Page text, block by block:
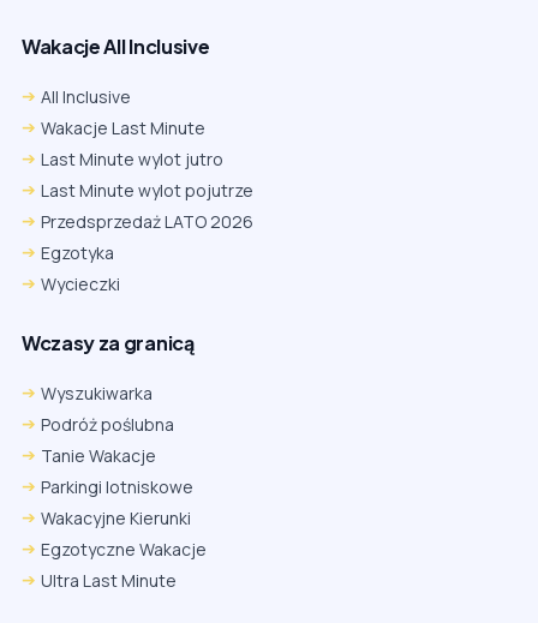
Wakacje All Inclusive
All Inclusive
Wakacje Last Minute
Last Minute wylot jutro
Last Minute wylot pojutrze
Przedsprzedaż LATO 2026
Egzotyka
Wycieczki
Wczasy za granicą
Wyszukiwarka
Podróż poślubna
Tanie Wakacje
Parkingi lotniskowe
Wakacyjne Kierunki
Egzotyczne Wakacje
Ultra Last Minute